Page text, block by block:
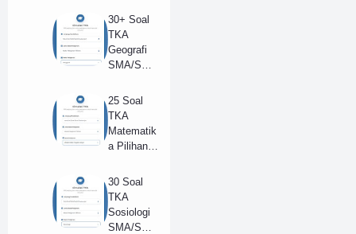
SMA/SM
K 2025 +
Kunci
Jawaban
30+ Soal
TKA
Geografi
SMA/SM
2025 dan
Kunci
Jawaban
(A)
25 Soal
TKA
Matematik
a Pilihan
Tahun
2025 +
Kunci
Jawaban
30 Soal
TKA
Sosiologi
SMA/SM